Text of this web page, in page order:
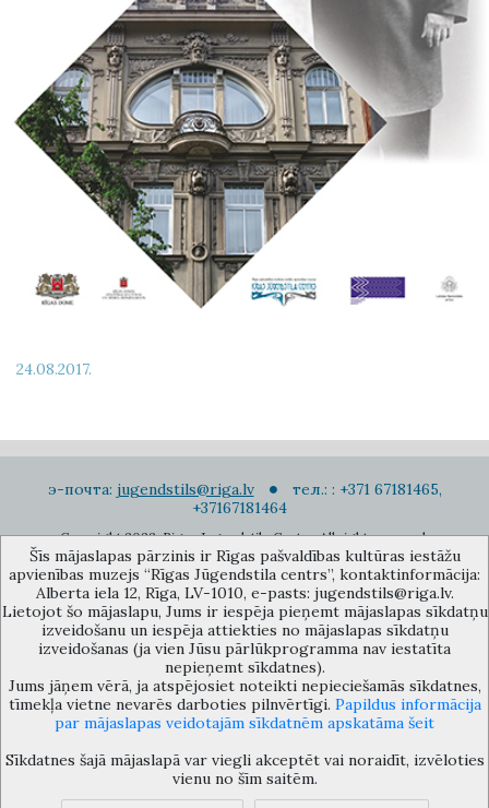
24.08.2017.
э-почта: jugendstils@riga.lv
тел.: : +371 67181465,
+37167181464
Copyright 2022. Rigas Jugendstila Centrs. All right reserved.
Подписаться на новости
Музей объединения культурных учереждений Рижского
самоуправления «Рижский центр югендстиля», улица Альберта 12,
Рига, LV 1010, Латвия (дверной код: 12), jugendstils@riga.lv
Šīs mājaslapas pārzinis ir Rīgas pašvaldības kultūras iestāžu
apvienības muzejs “Rīgas Jūgendstila centrs”, kontaktinformācija:
Alberta iela 12, Rīga, LV-1010, e-pasts: jugendstils@riga.lv.
Lietojot šo mājaslapu, Jums ir iespēja pieņemt mājaslapas sīkdatņu
izveidošanu un iespēja attiekties no mājaslapas sīkdatņu
izveidošanas (ja vien Jūsu pārlūkprogramma nav iestatīta
nepieņemt sīkdatnes).
Jums jāņem vērā, ja atspējosiet noteikti nepieciešamās sīkdatnes,
tīmekļa vietne nevarēs darboties pilnvērtīgi. Papildus informācija
par mājaslapas veidotajām sīkdatnēm apskatāma šeit
Sīkdatnes šajā mājaslapā var viegli akceptēt vai noraidīt, izvēloties
vienu no šīm saitēm.